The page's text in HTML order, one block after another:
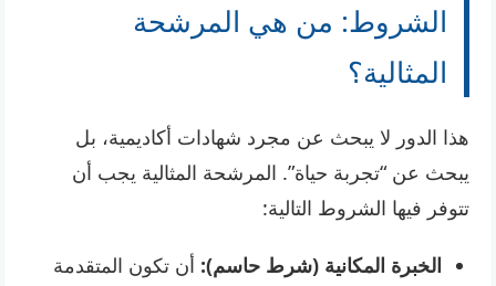
الشروط: من هي المرشحة
المثالية؟
هذا الدور لا يبحث عن مجرد شهادات أكاديمية، بل
يبحث عن “تجربة حياة”. المرشحة المثالية يجب أن
تتوفر فيها الشروط التالية:
الخبرة المكانية (شرط حاسم): أن تكون المتقدمة